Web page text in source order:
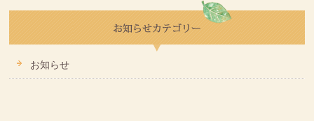
お知らせ